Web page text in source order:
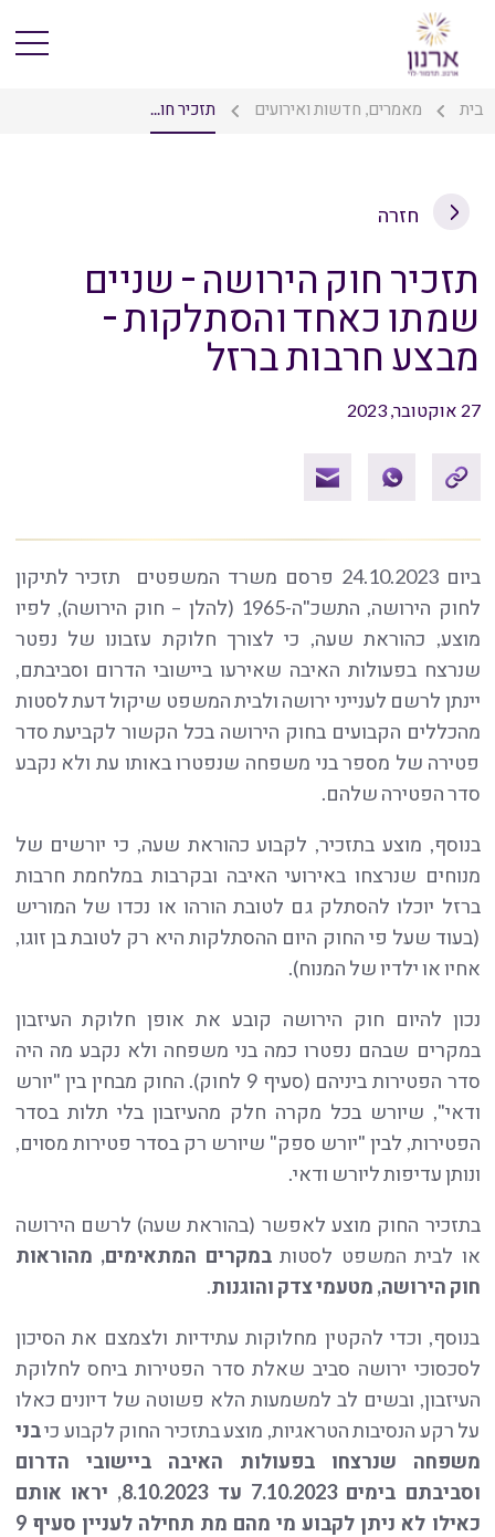
בית מאמרים, חדשות ואירועים תזכיר חו...
חזרה
תזכיר חוק הירושה – שניים
שמתו כאחד והסתלקות –
מבצע חרבות ברזל
27 אוקטובר, 2023
ביום 24.10.2023 פרסם משרד המשפטים תזכיר לתיקון
לחוק הירושה, התשכ"ה-1965 (להלן – חוק הירושה), לפיו
מוצע, כהוראת שעה, כי לצורך חלוקת עזבונו של נפטר
שנרצח בפעולות האיבה שאירעו ביישובי הדרום וסביבתם,
יינתן לרשם לענייני ירושה ולבית המשפט שיקול דעת לסטות
מהכללים הקבועים בחוק הירושה בכל הקשור לקביעת סדר
פטירה של מספר בני משפחה שנפטרו באותו עת ולא נקבע
סדר הפטירה שלהם.
בנוסף, מוצע בתזכיר, לקבוע כהוראת שעה, כי יורשים של
מנוחים שנרצחו באירועי האיבה ובקרבות במלחמת חרבות
ברזל יוכלו להסתלק גם לטובת הורהו או נכדו של המוריש
(בעוד שעל פי החוק היום ההסתלקות היא רק לטובת בן זוגו,
אחיו או ילדיו של המנוח).
נכון להיום חוק הירושה קובע את אופן חלוקת העיזבון
במקרים שבהם נפטרו כמה בני משפחה ולא נקבע מה היה
סדר הפטירות ביניהם (סעיף 9 לחוק). החוק מבחין בין "יורש
ודאי", שיורש בכל מקרה חלק מהעיזבון בלי תלות בסדר
הפטירות, לבין "יורש ספק" שיורש רק בסדר פטירות מסוים,
ונותן עדיפות ליורש ודאי.
בתזכיר החוק מוצע לאפשר (בהוראת שעה) לרשם הירושה
או לבית המשפט לסטותבמקרים המתאימים, מהוראות
חוק הירושה, מטעמי צדק והוגנות.
בנוסף, וכדי להקטין מחלוקות עתידיות ולצמצם את הסיכון
לסכסוכי ירושה סביב שאלת סדר הפטירות ביחס לחלוקת
העיזבון, ובשים לב למשמעות הלא פשוטה של דיונים כאלו
על רקע הנסיבות הטראגיות, מוצע בתזכיר החוק לקבוע כיבני
משפחה שנרצחו בפעולות האיבה ביישובי הדרום
וסביבתם בימים 7.10.2023 עד 8.10.2023, יראו אותם
כאילו לא ניתן לקבוע מי מהם מת תחילה לעניין סעיף 9